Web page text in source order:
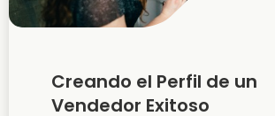
Creando el Perfil de un
Vendedor Exitoso